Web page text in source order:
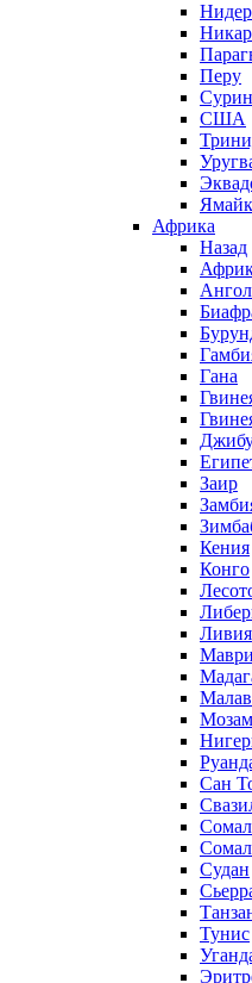
Перу
США
Африка
Назад
Гана
Заир
Кения
Конго
Ливия
Сан
Судан
Тунис